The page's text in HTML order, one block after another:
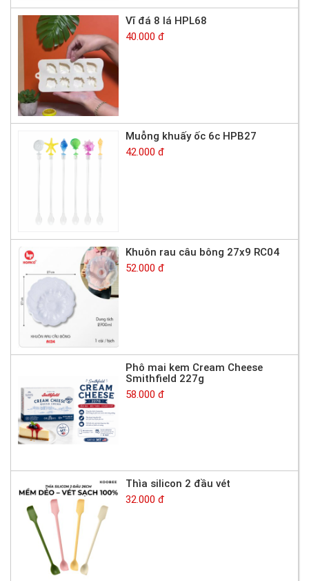
Vĩ đá 8 lá HPL68
40.000 đ
Muỗng khuấy ốc 6c HPB27
42.000 đ
Khuôn rau câu bông 27x9 RC04
52.000 đ
Phô mai kem Cream Cheese
Smithfield 227g
58.000 đ
Thìa silicon 2 đầu vét
32.000 đ